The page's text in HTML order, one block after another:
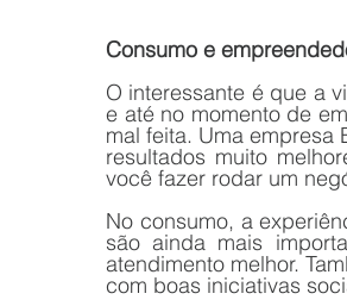
Consumo e
O interessante é que a
e até no momento de
mal feita. Uma empresa
resultados muito
você fazer rodar um
No consumo, a
são ainda mais
atendimento melhor.
com boas iniciativas